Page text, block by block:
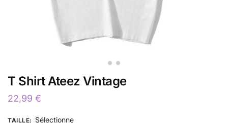
T Shirt Ateez Vintage
22,99 €
TAILLE: Sélectionne